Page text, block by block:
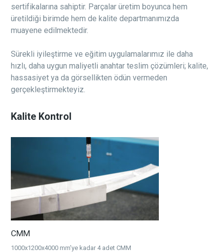
sertifikalarına sahiptir. Parçalar üretim boyunca hem
üretildiği birimde hem de kalite departmanımızda
muayene edilmektedir.
Sürekli iyileştirme ve eğitim uygulamalarımız ile daha
hızlı, daha uygun maliyetli anahtar teslim çözümleri; kalite,
hassasiyet ya da görsellikten ödün vermeden
gerçekleştirmekteyiz.
Kalite Kontrol
CMM
1000x1200x4000 mm'ye kadar 4 adet CMM